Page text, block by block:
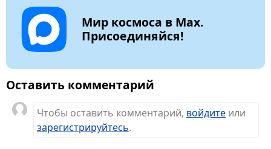
Мир космоса в Max.
Присоединяйся!
Оставить комментарий
Чтобы оставить комментарий, войдите или
зарегистрируйтесь.